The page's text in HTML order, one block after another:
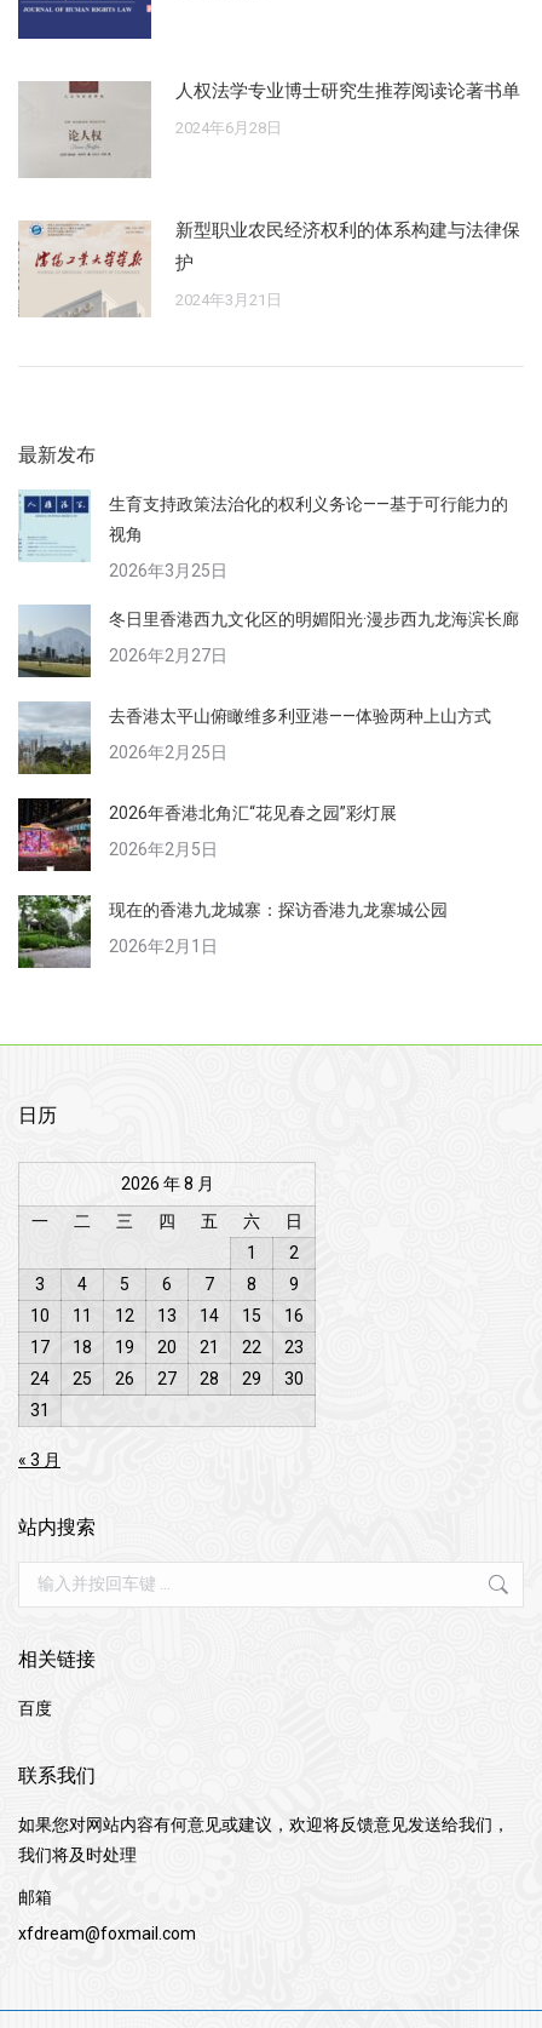
人权法学专业博士研究生推荐阅读论著书单
2024年6月28日
新型职业农民经济权利的体系构建与法律保
护
2024年3月21日
最新发布
生育支持政策法治化的权利义务论——基于可行能力的
视角
2026年3月25日
冬日里香港西九文化区的明媚阳光·漫步西九龙海滨长廊
2026年2月27日
去香港太平山俯瞰维多利亚港——体验两种上山方式
2026年2月25日
2026年香港北角汇“花见春之园”彩灯展
2026年2月5日
现在的香港九龙城寨：探访香港九龙寨城公园
2026年2月1日
日历
2026 年 8 月
一
二 三 四 五 六
日
1
2
3
4 5 6 7 8
9
10
11 12 13 14 15
16
17
18 19 20 21 22
23
24
25 26 27 28 29
30
31
« 3 月
站内搜索
Search:
相关链接
百度
联系我们
如果您对网站内容有何意见或建议，欢迎将反馈意见发送给我们，
我们将及时处理
邮箱
xfdream@foxmail.com